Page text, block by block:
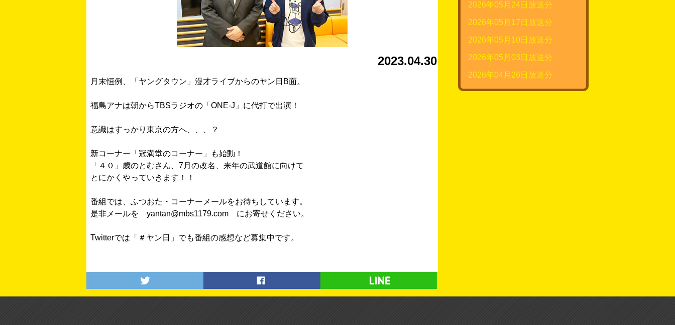
2023.04.30
月末恒例、「ヤングタウン」漫才ライブからのヤン日B面。
福島アナは朝からTBSラジオの「ONE-J」に代打で出演！
意識はすっかり東京の方へ、、、？
新コーナー「冠満堂のコーナー」も始動！
「４０」歳のとむさん、7月の改名、来年の武道館に向けて
とにかくやっていきます！！
番組では、ふつおた・コーナーメールをお待ちしています。
是非メールを yantan@mbs1179.com にお寄せください。
Twitterでは「＃ヤン日」でも番組の感想など募集中です。
2026年05月24日放送分
2026年05月17日放送分
2026年05月10日放送分
2026年05月03日放送分
2026年04月26日放送分